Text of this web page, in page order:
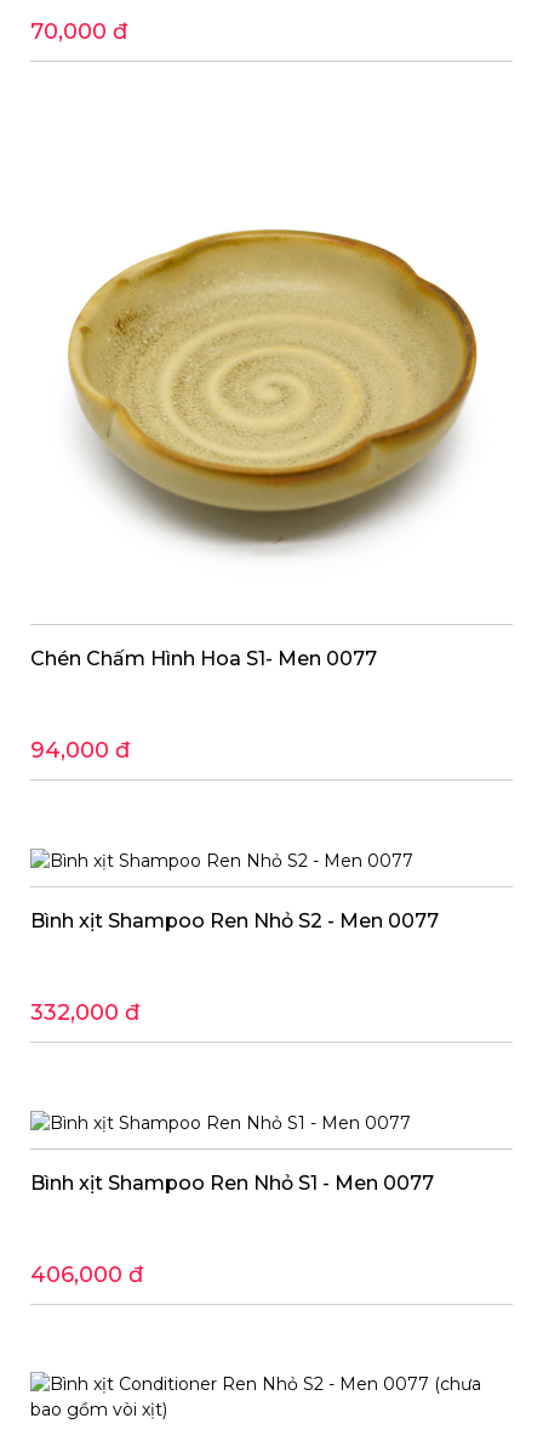
70,000 đ
Chén Chấm Hình Hoa S1- Men 0077
94,000 đ
Bình xịt Shampoo Ren Nhỏ S2 - Men 0077
332,000 đ
Bình xịt Shampoo Ren Nhỏ S1 - Men 0077
406,000 đ